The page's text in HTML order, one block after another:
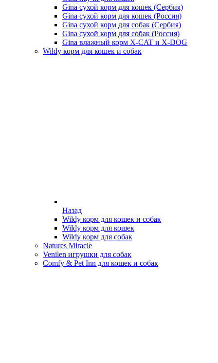
Gina сухой корм для кошек (Сербия)
Gina сухой корм для кошек (Россия)
Gina сухой корм для собак (Сербия)
Gina сухой корм для собак (Россия)
Gina влажный корм X-CAT и X-DOG
Wildy корм для кошек и собак
Назад
Wildy корм для кошек и собак
Wildy корм для кошек
Wildy корм для собак
Natures Miracle
Venilen игрушки для собак
Comfy & Pet Inn для кошек и собак